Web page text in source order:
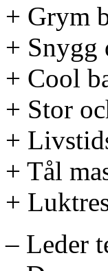
+ Grym
+ Snygg
+ Cool
+ Stor
+
+ Tål
+
– Leder